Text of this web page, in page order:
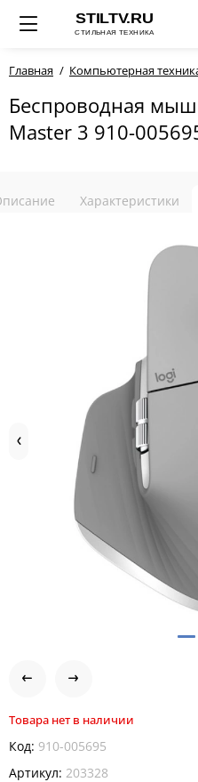
Главная Компьютерная
Беспроводная
Master 3 910-
Характеристики
Товара нет в наличии
Код: 910-005695
Артикул: 203328